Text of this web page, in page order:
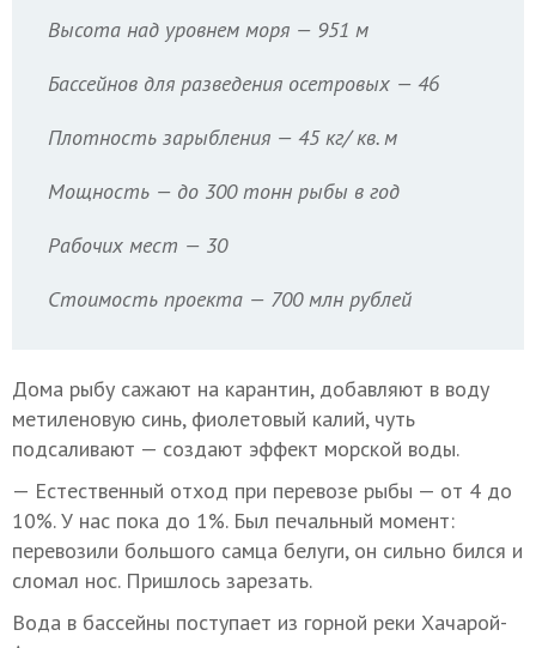
Высота над уровнем моря — 951 м
Бассейнов для разведения осетровых — 46
Плотность зарыбления — 45 кг/ кв. м
Мощность — до 300 тонн рыбы в год
Рабочих мест — 30
Стоимость проекта — 700 млн рублей
Дома рыбу сажают на карантин, добавляют в воду
метиленовую синь, фиолетовый калий, чуть
подсаливают — создают эффект морской воды.
— Естественный отход при перевозе рыбы — от 4 до
10%. У нас пока до 1%. Был печальный момент:
перевозили большого самца белуги, он сильно бился и
сломал нос. Пришлось зарезать.
Вода в бассейны поступает из горной реки Хачарой-